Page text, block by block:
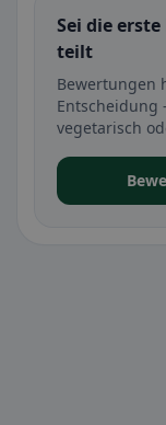
Sei die
teilt
Bewertungen
Entscheidung
vegetarisch